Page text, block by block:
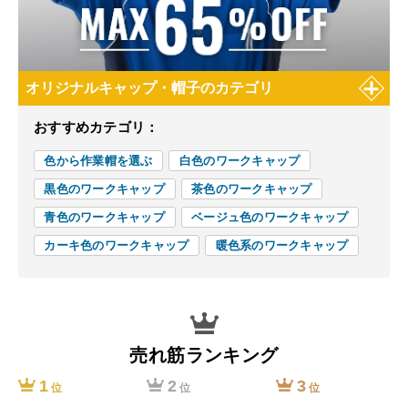
オリジナルキャップ・帽子のカテゴリ
おすすめカテゴリ：
色から作業帽を選ぶ 白色のワークキャップ
黒色のワークキャップ 茶色のワークキャップ
青色のワークキャップ ベージュ色のワークキャップ
カーキ色のワークキャップ 暖色系のワークキャップ
売れ筋ランキング
1位 2 位 3位